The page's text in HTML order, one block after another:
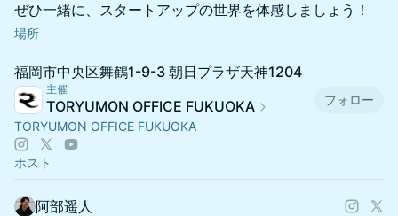
ぜひ一緒に、スタートアップの世界を体感しましょう！
場所
福岡市中央区舞鶴1-9-3 朝日プラザ天神1204
主催
TORYUMON OFFICE FUKUOKA
フォロー
TORYUMON OFFICE FUKUOKA
ホスト
阿部遥人